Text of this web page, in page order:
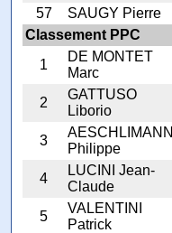
57
SAUGY Pierre
Classement PPC
1
DE MONTET
Marc
2
GATTUSO
Liborio
3
AESCHLIMANN
Philippe
4
LUCINI Jean-
Claude
5
VALENTINI
Patrick